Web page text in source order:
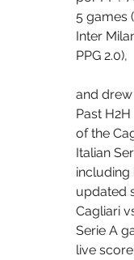
5 games
Inter
PPG 2.0),
and drew
Past
of the
Italian
including
updated
Cagliari
Serie A
live